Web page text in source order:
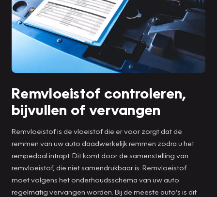
Remvloeistof controleren,
bijvullen of vervangen
Remvloeistof is de vloeistof die er voor zorgt dat de
remmen van uw auto daadwerkelijk remmen zodra u het
rempedaal intrapt. Dit komt door de samenstelling van
remvloeistof, die niet samendrukbaar is. Remvloeistof
moet volgens het onderhoudsschema van uw auto
regelmatig vervangen worden. Bij de meeste auto’s is dit